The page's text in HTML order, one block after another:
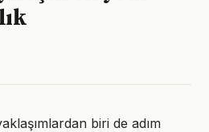
biri de adım